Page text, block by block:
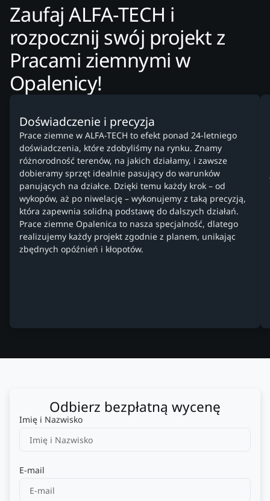
Zaufaj ALFA-TECH i
rozpocznij swój projekt z
Pracami ziemnymi w
Opalenicy!
Doświadczenie i precyzja
Prace ziemne w ALFA-TECH to efekt ponad 24-letniego
doświadczenia, które zdobyliśmy na rynku. Znamy
różnorodność terenów, na jakich działamy, i zawsze
dobieramy sprzęt idealnie pasujący do warunków
panujących na działce. Dzięki temu każdy krok – od
wykopów, aż po niwelację – wykonujemy z taką precyzją,
która zapewnia solidną podstawę do dalszych działań.
Prace ziemne Opalenica to nasza specjalność, dlatego
realizujemy każdy projekt zgodnie z planem, unikając
zbędnych opóźnień i kłopotów.
Odbierz bezpłatną wycenę
Imię i Nazwisko
E-mail